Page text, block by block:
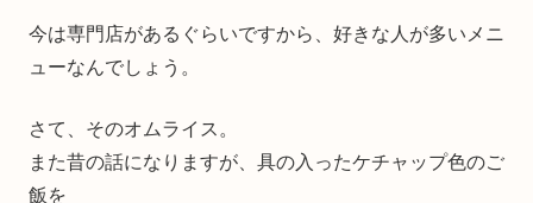
今は専門店があるぐらいですから、好きな人が多いメニ
ューなんでしょう。
さて、そのオムライス。
また昔の話になりますが、具の入ったケチャップ色のご
飯を